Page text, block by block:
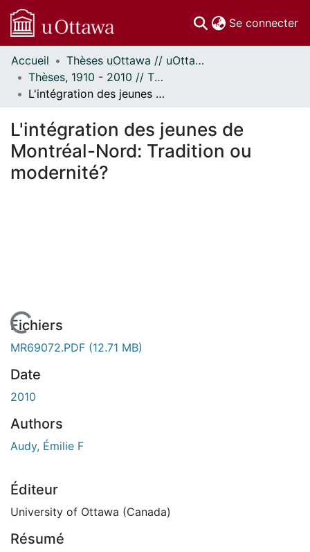
Se connecter
Communautés
et collections
Parcourir
À propos
Accueil
Thèses uOttawa // uOttawa Theses
Thèses, 1910 - 2010 // Theses, 1910 - 2010
L'intégration des jeunes de Montréal-Nord: Tradition ou modernité?
L'intégration des jeunes de
Montréal-Nord: Tradition ou
modernité?
En cours de chargement...
Fichiers
MR69072.PDF (12.71 MB)
Date
2010
Authors
Audy, Émilie F
Éditeur
University of Ottawa (Canada)
Résumé